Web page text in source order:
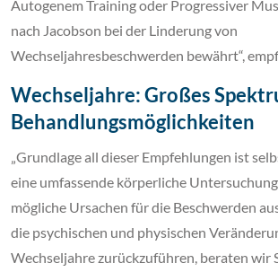
Autogenem Training oder Progressiver
nach Jacobson bei der Linderung von
Wechseljahresbeschwerden bewährt“,
Wechseljahre: Großes
Behandlungsmöglichkeiten
„Grundlage all dieser Empfehlungen ist
eine umfassende körperliche
mögliche Ursachen für die Beschwerden
die psychischen und physischen
Wechseljahre zurückzuführen, beraten wir